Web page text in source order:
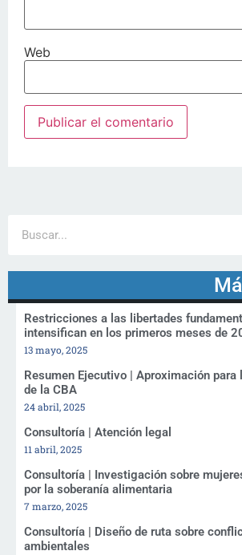
Web
Restricciones a las libertades
intensifican en los primeros meses de
13 mayo, 2025
Resumen Ejecutivo | Aproximación
de la CBA
24 abril, 2025
Consultoría | Atención legal
11 abril, 2025
Consultoría | Investigación sobre
por la soberanía alimentaria
7 marzo, 2025
Consultoría | Diseño de ruta sobre
ambientales